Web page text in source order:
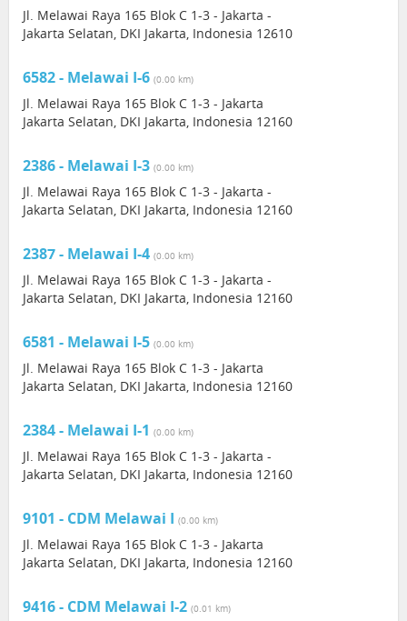
Jl. Melawai Raya 165 Blok C 1-3 - Jakarta -
Jakarta Selatan, DKI Jakarta, Indonesia 12610
6582 - Melawai I-6 (0.00 km)
Jl. Melawai Raya 165 Blok C 1-3 - Jakarta
Jakarta Selatan, DKI Jakarta, Indonesia 12160
2386 - Melawai I-3 (0.00 km)
Jl. Melawai Raya 165 Blok C 1-3 - Jakarta -
Jakarta Selatan, DKI Jakarta, Indonesia 12160
2387 - Melawai I-4 (0.00 km)
Jl. Melawai Raya 165 Blok C 1-3 - Jakarta -
Jakarta Selatan, DKI Jakarta, Indonesia 12160
6581 - Melawai I-5 (0.00 km)
Jl. Melawai Raya 165 Blok C 1-3 - Jakarta
Jakarta Selatan, DKI Jakarta, Indonesia 12160
2384 - Melawai I-1 (0.00 km)
Jl. Melawai Raya 165 Blok C 1-3 - Jakarta -
Jakarta Selatan, DKI Jakarta, Indonesia 12160
9101 - CDM Melawai I (0.00 km)
Jl. Melawai Raya 165 Blok C 1-3 - Jakarta
Jakarta Selatan, DKI Jakarta, Indonesia 12160
9416 - CDM Melawai I-2 (0.01 km)